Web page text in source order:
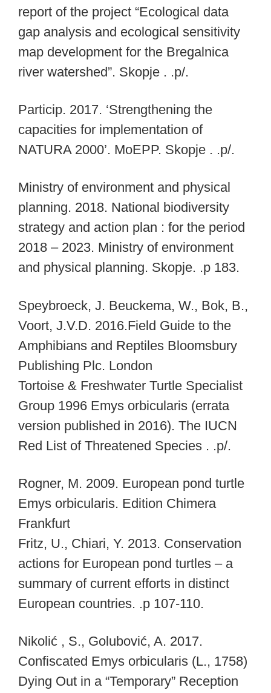
report of the project “Ecological data
gap analysis and ecological sensitivity
map development for the Bregalnica
river watershed”. Skopje . .p/.
Particip. 2017. ‘Strengthening the
capacities for implementation of
NATURA 2000’. MoEPP. Skopje . .p/.
Ministry of environment and physical
planning. 2018. National biodiversity
strategy and action plan : for the period
2018 – 2023. Ministry of environment
and physical planning. Skopje. .p 183.
Speybroeck, J. Beuckema, W., Bok, B.,
Voort, J.V.D. 2016.Field Guide to the
Amphibians and Reptiles Bloomsbury
Publishing Plc. London
Tortoise & Freshwater Turtle Specialist
Group 1996 Emys orbicularis (errata
version published in 2016). The IUCN
Red List of Threatened Species . .p/.
Rogner, M. 2009. European pond turtle
Emys orbicularis. Edition Chimera
Frankfurt
Fritz, U., Chiari, Y. 2013. Conservation
actions for European pond turtles – a
summary of current efforts in distinct
European countries. .p 107-110.
Nikolić , S., Golubović, A. 2017.
Confiscated Emys orbicularis (L., 1758)
Dying Out in a “Temporary” Reception